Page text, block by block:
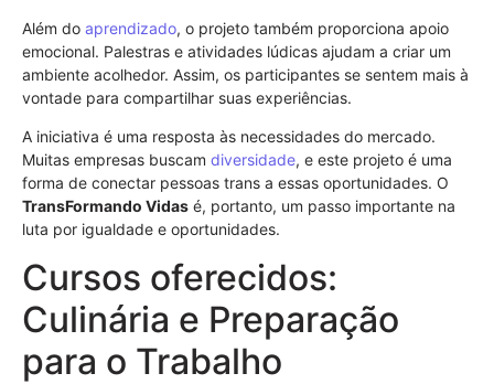
Além do aprendizado, o projeto também proporciona apoio
emocional. Palestras e atividades lúdicas ajudam a criar um
ambiente acolhedor. Assim, os participantes se sentem mais à
vontade para compartilhar suas experiências.
A iniciativa é uma resposta às necessidades do mercado.
Muitas empresas buscam diversidade, e este projeto é uma
forma de conectar pessoas trans a essas oportunidades. O
TransFormando Vidas é, portanto, um passo importante na
luta por igualdade e oportunidades.
Cursos oferecidos:
Culinária e Preparação
para o Trabalho